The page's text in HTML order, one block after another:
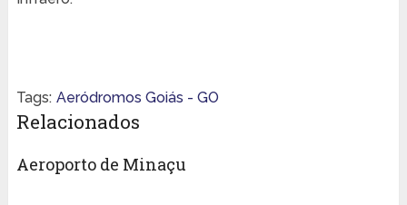
Tags: Aeródromos Goiás - GO
Relacionados
Aeroporto de Minaçu